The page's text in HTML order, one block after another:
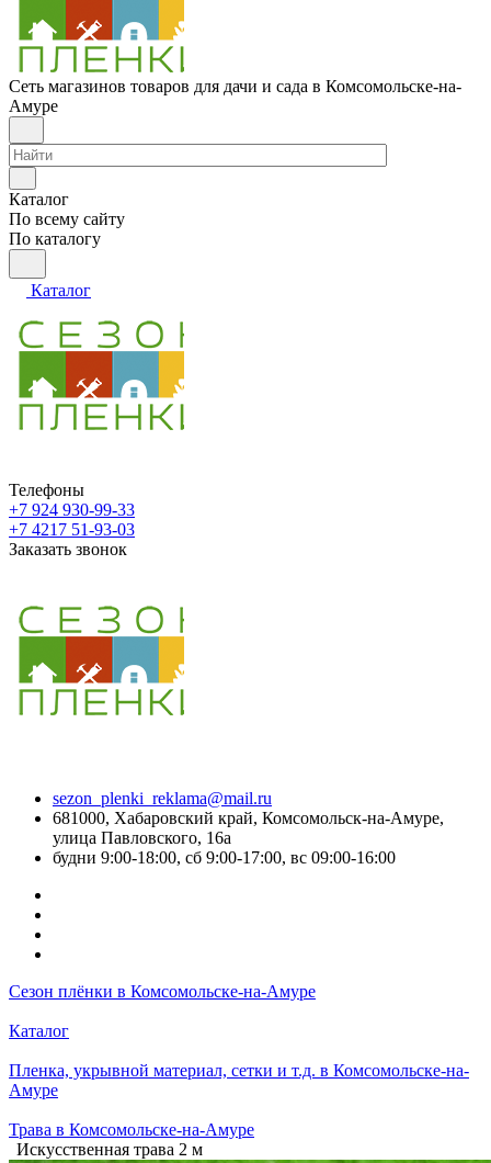
Сеть магазинов товаров для дачи и сада в Комсомольске-на-
Амуре
Каталог
По всему сайту
По каталогу
Каталог
Телефоны
+7 924 930-99-33
+7 4217 51-93-03
Заказать звонок
sezon_plenki_reklama@mail.ru
681000, Хабаровский край, Комсомольск-на-Амуре,
улица Павловского, 16а
будни 9:00-18:00, сб 9:00-17:00, вс 09:00-16:00
Сезон плёнки в Комсомольске-на-Амуре
Каталог
Пленка, укрывной материал, сетки и т.д. в Комсомольске-на-
Амуре
Трава в Комсомольске-на-Амуре
Искусственная трава 2 м